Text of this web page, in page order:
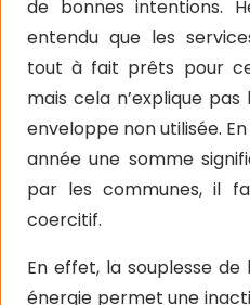
de bonnes intentions.
entendu que les
tout à fait prêts pour
mais cela n’explique
enveloppe non utilisée.
année une somme
par les communes, il
coercitif.
En effet, la souplesse
énergie permet une